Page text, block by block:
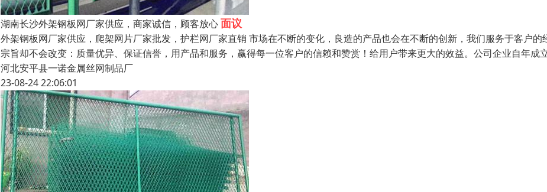
湖南长沙外架钢板网厂家供应，商家诚信，顾客放心面议
外架钢板网厂家供应，爬架网片厂家批发，护栏网厂家直销 市场在不断的变化，良造的产品也会在不断的创新，我们服务于客户的
宗旨却不会改变：质量优异、保证信誉，用产品和服务，赢得每一位客户的信赖和赞赏！给用户带来更大的效益。公司企业自年成
河北安平县一诺金属丝网制品厂
23-08-24 22:06:01